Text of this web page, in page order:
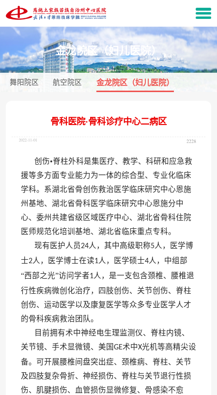
金龙院区（妇儿医院）
舞阳院区 航空院区 金龙院区（妇儿医院）
骨科医院·骨科诊疗中心二病区
2022-11-01 2228
创伤•脊柱外科是集医疗、教学、科研和应急救
援等多方面专业能力为一体的综合型、专业化临床
学科。系湖北省骨创伤救治医学临床研究中心恩施
州基地、湖北省骨科医学临床研究中心恩施分中
心、委州共建省级区域医疗中心、湖北省骨科住院
医师规范化培训基地、湖北省临床重点专科。
现有医护人员24人，其中高级职称5人，医学博
士2人，医学博士在读1人，医学硕士4人，中组部
“西部之光”访问学者1人，是一支包含颈椎、腰椎退
行性疾病微创化治疗，四肢创伤、关节创伤、脊柱
创伤、运动医学以及康复医学等众多专业医学人才
的骨科疾病救治团队。
目前拥有术中神经电生理监测仪、脊柱内镜、
关节镜、手术显微镜、美国GE术中X光机等高精尖设
备。可开展腰椎间盘突出症、颈椎病、脊柱、关节
及四肢复杂骨折、神经损伤、脊柱与关节退行性损
伤、肌腱损伤、血管损伤显微修复、骨感染不愈